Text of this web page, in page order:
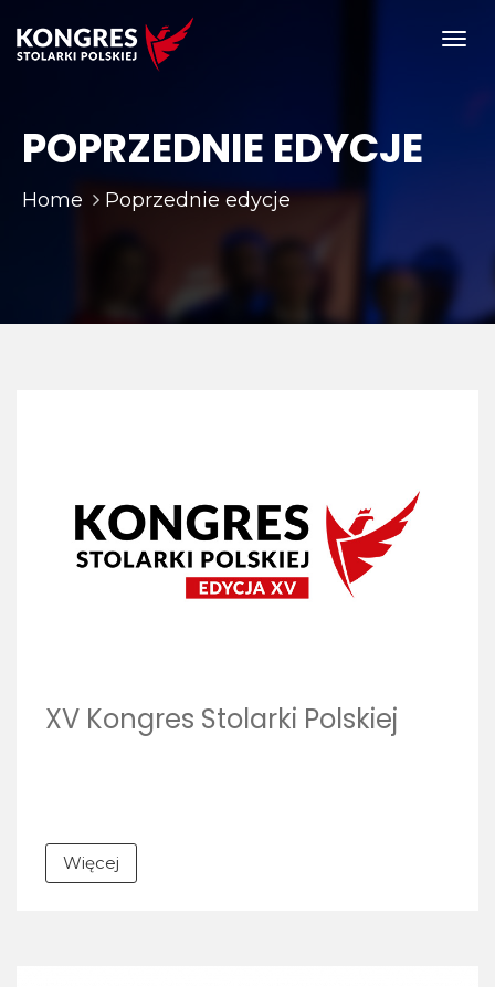
POPRZEDNIE EDYCJE
Home Poprzednie edycje
XV Kongres Stolarki Polskiej
Więcej